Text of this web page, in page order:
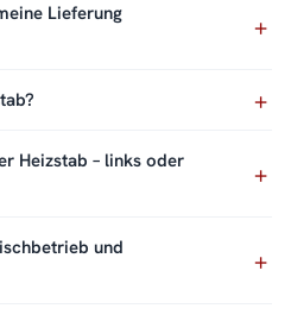
Lieferung
Heizstab – links oder
und